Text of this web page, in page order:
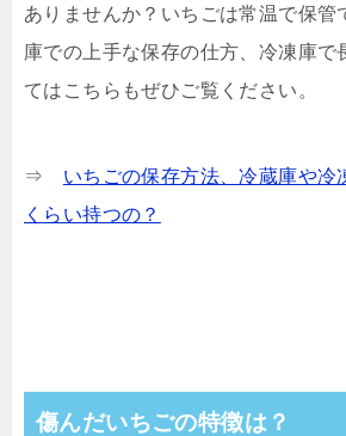
ありませんか？いちごは常温で保管
庫での上手な保存の仕方、冷凍庫で
てはこちらもぜひご覧ください。
⇒ いちごの保存方法、冷蔵庫や冷
くらい持つの？
傷んだいちごの特徴は？